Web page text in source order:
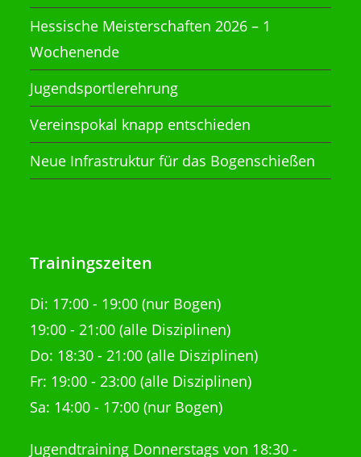
Hessische Meisterschaften 2026 – 1
Wochenende
Jugendsportlerehrung
Vereinspokal knapp entschieden
Neue Infrastruktur für das Bogenschießen
Trainingszeiten
Di: 17:00 - 19:00 (nur Bogen)
19:00 - 21:00 (alle Disziplinen)
Do: 18:30 - 21:00 (alle Disziplinen)
Fr: 19:00 - 23:00 (alle Disziplinen)
Sa: 14:00 - 17:00 (nur Bogen)
Jugendtraining Donnerstags von 18:30 -